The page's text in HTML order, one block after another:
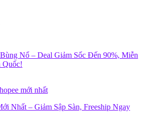
Nổ – Deal Giảm Sốc Đến 90%, Miễn
Quốc!
Nhất – Giảm Sập Sàn, Freeship Ngay